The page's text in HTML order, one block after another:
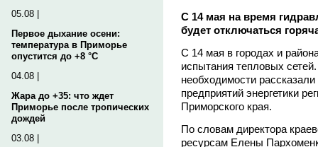
05.08 |
Первое дыхание осени:
температура в Приморье
опустится до +8 °C
04.08 |
Жара до +35: что ждет
Приморье после тропических
дождей
03.08 |
С 14 мая на время
будет отключаться
С 14 мая в городах и
испытания тепловых
необходимости
предприятий энергетики
Приморского края.
По словам директора
ресурсам Елены